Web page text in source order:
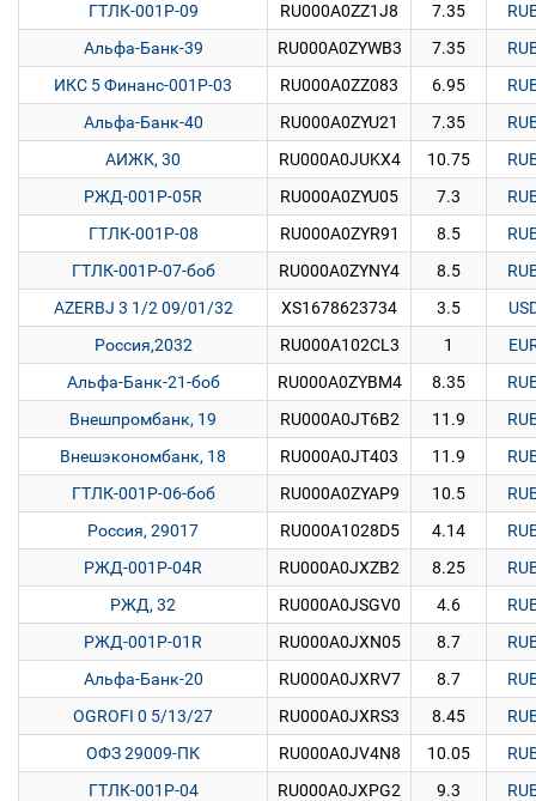
ГТЛК-001Р-09
RU000A0ZZ1J8 7.35
Альфа-Банк-39
RU000A0ZYWB3 7.35
ИКС 5 Финанс-001P-03
RU000A0ZZ083 6.95
Альфа-Банк-40
RU000A0ZYU21 7.35
АИЖК, 30
RU000A0JUKX4 10.75
РЖД-001P-05R
RU000A0ZYU05 7.3
ГТЛК-001Р-08
RU000A0ZYR91 8.5
ГТЛК-001Р-07-боб
RU000A0ZYNY4 8.5
AZERBJ 3 1/2 09/01/32
XS1678623734 3.5
Россия,2032
RU000A102CL3 1
Альфа-Банк-21-боб
RU000A0ZYBM4 8.35
Внешпромбанк, 19
RU000A0JT6B2 11.9
Внешэкономбанк, 18
RU000A0JT403 11.9
ГТЛК-001Р-06-боб
RU000A0ZYAP9 10.5
Россия, 29017
RU000A1028D5 4.14
РЖД-001P-04R
RU000A0JXZB2 8.25
РЖД, 32
RU000A0JSGV0 4.6
РЖД-001P-01R
RU000A0JXN05 8.7
Альфа-Банк-20
RU000A0JXRV7 8.7
OGROFI 0 5/13/27
RU000A0JXRS3 8.45
ОФЗ 29009-ПК
RU000A0JV4N8 10.05
ГТЛК-001Р-04
RU000A0JXPG2 9.3